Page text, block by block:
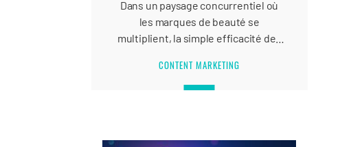
Dans un paysage concurrentiel où
les marques de beauté se
multiplient, la simple efficacité des
position de leader. Pour se
démarquer dans cet environnement
CONTENT MARKETING